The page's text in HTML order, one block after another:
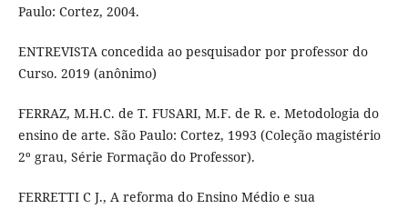
Paulo: Cortez, 2004.
ENTREVISTA concedida ao pesquisador por professor do
Curso. 2019 (anônimo)
FERRAZ, M.H.C. de T. FUSARI, M.F. de R. e. Metodologia do
ensino de arte. São Paulo: Cortez, 1993 (Coleção magistério
2º grau, Série Formação do Professor).
FERRETTI C J., A reforma do Ensino Médio e sua